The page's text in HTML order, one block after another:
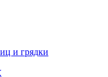
и грядки